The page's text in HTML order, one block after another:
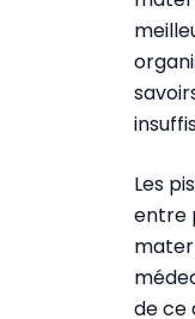
Les
entre
de ce